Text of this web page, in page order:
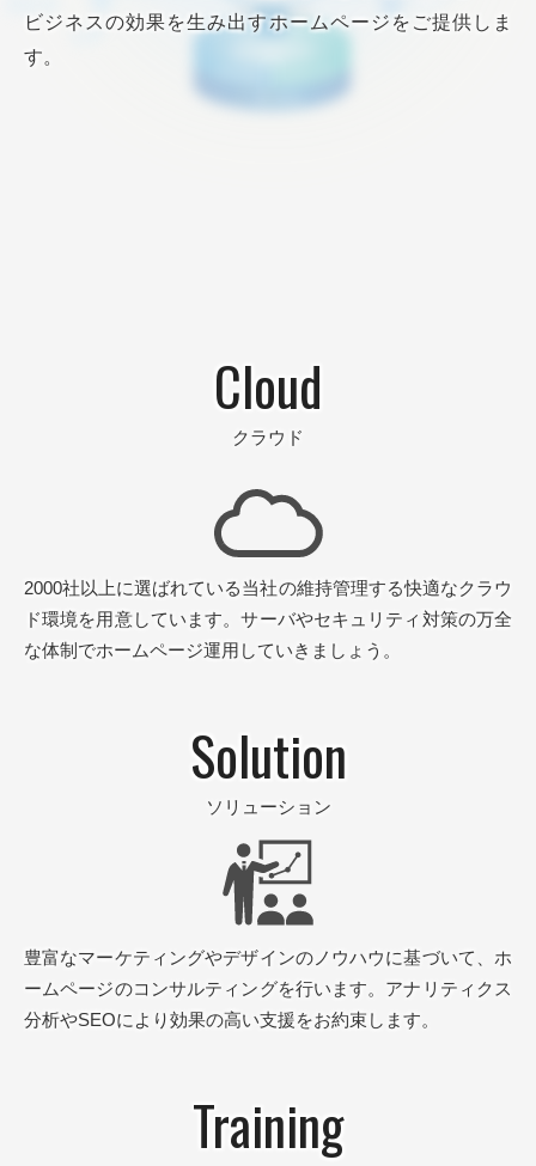
ビジネスの効果を生み出すホームページをご提供しま
す。
Cloud
クラウド
2000社以上に選ばれている当社の維持管理する快適なクラウ
ド環境を用意しています。サーバやセキュリティ対策の万全
な体制でホームページ運用していきましょう。
Solution
ソリューション
豊富なマーケティングやデザインのノウハウに基づいて、 ホ
ームページのコンサルティングを行います。 アナリティクス
分析やSEOにより効果の高い支援をお約束します。
Training